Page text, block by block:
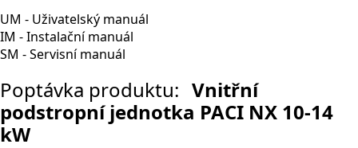
UM - Uživatelský manuál
IM - Instalační manuál
SM - Servisní manuál
Poptávka produktu: Vnitřní
podstropní jednotka PACI NX 10-14
kW